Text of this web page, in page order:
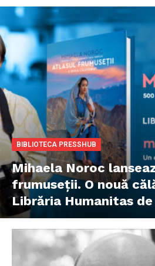
BIBLIOTECA PRESSHUB
Mihaela Noroc
frumuseții. O nouă
Librăria Humanitas